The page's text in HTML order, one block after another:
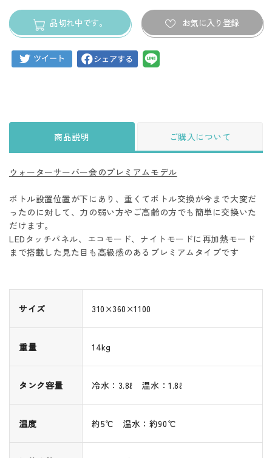
品切れ中です。 お気に入り登録
商品説明 ご購入について
ウォーターサーバー会のプレミアムモデル
ボトル設置位置が下にあり、重くてボトル交換が今まで大変だ
ったのに対して、力の弱い方やご高齢の方でも簡単に交換いた
だけます。
LEDタッチパネル、エコモード、ナイトモードに再加熱モード
まで搭載した見た目も高級感のあるプレミアムタイプです
サイズ 310×360×1100
重量 14kg
タンク容量 冷水：3.8ℓ 温水：1.8ℓ
温度 約5℃ 温水：約90℃